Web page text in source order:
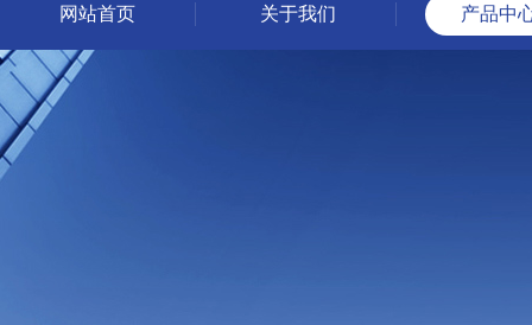
网站首页 关于我们 产品中